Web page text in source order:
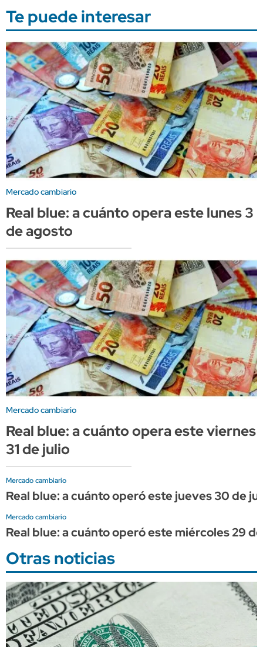
Te puede interesar
Mercado cambiario
Real blue: a cuánto opera este lunes 3
de agosto
Mercado cambiario
Real blue: a cuánto opera este viernes
31 de julio
Mercado cambiario
Real blue: a cuánto operó este jueves 30 de
Mercado cambiario
Real blue: a cuánto operó este miércoles 29
Otras noticias